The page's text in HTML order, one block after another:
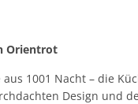
Orientrot
1001 Nacht – die
Design und